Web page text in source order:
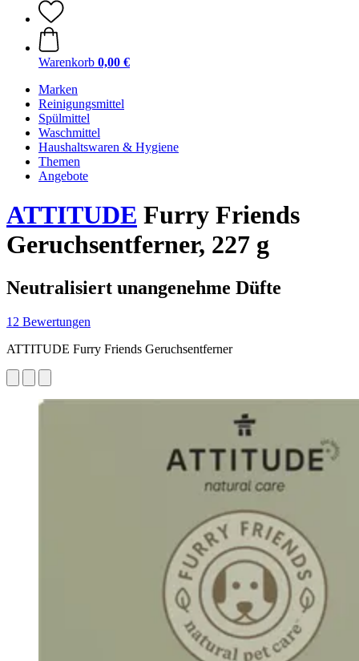
Warenkorb 0,00 €
Marken
Reinigungsmittel
Spülmittel
Waschmittel
Haushaltswaren & Hygiene
Themen
Angebote
ATTITUDE Furry Friends
Geruchsentferner, 227 g
Neutralisiert unangenehme Düfte
12 Bewertungen
ATTITUDE Furry Friends Geruchsentferner